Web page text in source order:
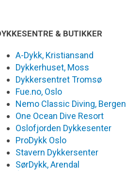
& BUTIKKER
A-Dykk, Kristiansand
Dykkerhuset, Moss
Dykkersentret Tromsø
Fue.no, Oslo
Nemo Classic Diving, Bergen
One Ocean Dive Resort
Oslofjorden Dykkesenter
ProDykk Oslo
Stavern Dykkersenter
SørDykk, Arendal